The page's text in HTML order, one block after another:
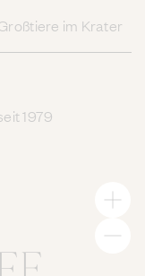
im Krater
1979